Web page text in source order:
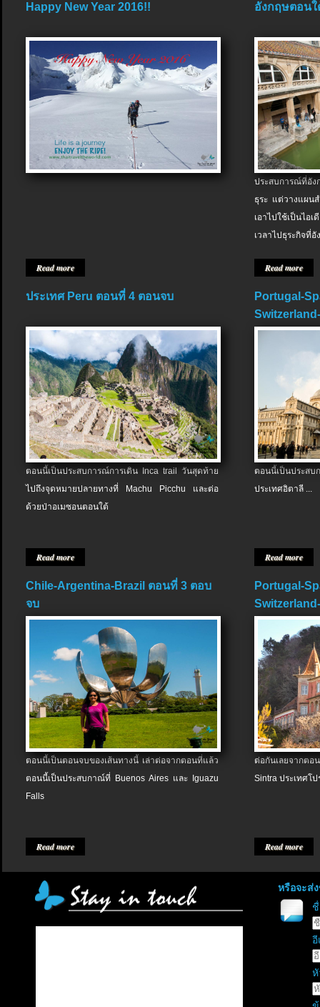
Happy New Year 2016!!
Read more
อังกฤษตอนใ
ประสบการณ์ที่อัง
ธุระ แต่วางแผน
เอาไปใช้เป็นไอ
เวลาไปธุระกิจที่อั
Read more
ประเทศ Peru ตอนที่ 4 ตอนจบ
ตอนนี้เป็นประสบการณ์การเดิน Inca trail วันสุดท้าย
ไปถึงจุดหมายปลายทางที่ Machu Picchu และต่อ
ด้วยป่าอเมซอนตอนใต้
Read more
Portugal-
ตอนนี้เป็นประส
ประเทศอิตาลี ...
Read more
Chile-Argentina-Brazil ตอนที่ 3 ตอบ
จบ
ตอนนี้เป็นตอนจบของเส้นทางนี้ เล่าต่อจากตอนที่แล้ว
ตอนนี้เป็นประสบกาณ์ที่ Buenos Aires และ Iguazu
Falls
Read more
Portugal-
ต่อกันเลยจากต
Sintra ประเทศโป
Read more
หรือจะส่
อี
หั